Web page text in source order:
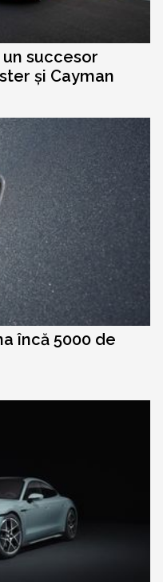
succesor
și Cayman
încă 5000 de